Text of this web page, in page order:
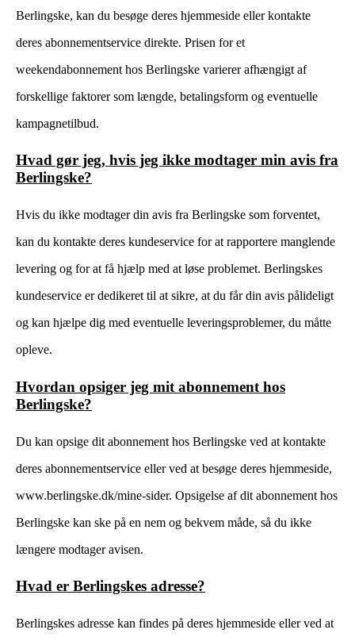
Berlingske, kan du besøge deres hjemmeside eller kontakte
deres abonnementservice direkte. Prisen for et
weekendabonnement hos Berlingske varierer afhængigt af
forskellige faktorer som længde, betalingsform og eventuelle
kampagnetilbud.
Hvad gør jeg, hvis jeg ikke modtager min avis fra
Berlingske?
Hvis du ikke modtager din avis fra Berlingske som forventet,
kan du kontakte deres kundeservice for at rapportere manglende
levering og for at få hjælp med at løse problemet. Berlingskes
kundeservice er dedikeret til at sikre, at du får din avis pålideligt
og kan hjælpe dig med eventuelle leveringsproblemer, du måtte
opleve.
Hvordan opsiger jeg mit abonnement hos
Berlingske?
Du kan opsige dit abonnement hos Berlingske ved at kontakte
deres abonnementservice eller ved at besøge deres hjemmeside,
www.berlingske.dk/mine-sider. Opsigelse af dit abonnement hos
Berlingske kan ske på en nem og bekvem måde, så du ikke
længere modtager avisen.
Hvad er Berlingskes adresse?
Berlingskes adresse kan findes på deres hjemmeside eller ved at